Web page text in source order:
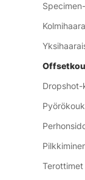
Terottimet